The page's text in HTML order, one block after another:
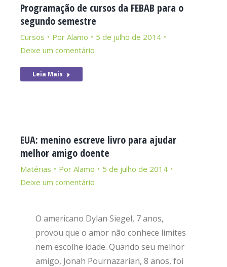
Programação de cursos da FEBAB para o
segundo semestre
Cursos Por Alamo
5 de julho de 2014
Deixe um comentário
Leia Mais
EUA: menino escreve livro para ajudar
melhor amigo doente
Matérias Por Alamo
5 de julho de 2014
Deixe um comentário
O americano Dylan Siegel, 7 anos,
provou que o amor não conhece limites
nem escolhe idade. Quando seu melhor
amigo, Jonah Pournazarian, 8 anos, foi